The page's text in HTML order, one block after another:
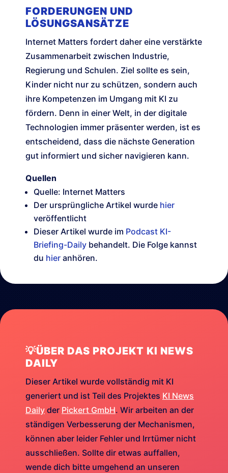
FORDERUNGEN UND
LÖSUNGSANSÄTZE
Internet Matters fordert daher eine verstärkte
Zusammenarbeit zwischen Industrie,
Regierung und Schulen. Ziel sollte es sein,
Kinder nicht nur zu schützen, sondern auch
ihre Kompetenzen im Umgang mit KI zu
fördern. Denn in einer Welt, in der digitale
Technologien immer präsenter werden, ist es
entscheidend, dass die nächste Generation
gut informiert und sicher navigieren kann.
Quellen
Quelle: Internet Matters
Der ursprüngliche Artikel wurde hier
veröffentlicht
Dieser Artikel wurde im Podcast KI-
Briefing-Daily behandelt. Die Folge kannst
du hier anhören.
💡ÜBER DAS PROJEKT KI NEWS
DAILY
Dieser Artikel wurde vollständig mit KI
generiert und ist Teil des Projektes KI News
Daily der Pickert GmbH. Wir arbeiten an der
ständigen Verbesserung der Mechanismen,
können aber leider Fehler und Irrtümer nicht
ausschließen. Sollte dir etwas auffallen,
wende dich bitte umgehend an unseren